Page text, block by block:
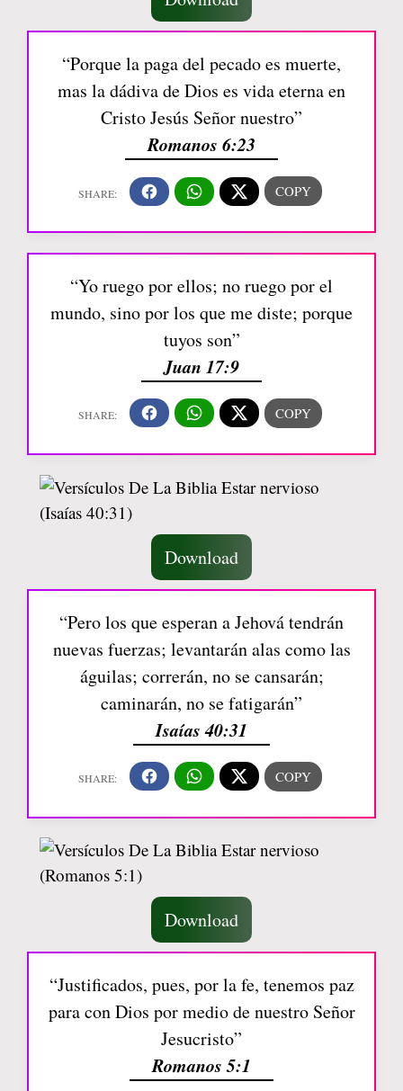
“Porque la paga del pecado es muerte,
mas la dádiva de Dios es vida eterna en
Cristo Jesús Señor nuestro”
Romanos 6:23
“Yo ruego por ellos; no ruego por el
mundo, sino por los que me diste; porque
tuyos son”
Juan 17:9
Download
“Pero los que esperan a Jehová tendrán
nuevas fuerzas; levantarán alas como las
águilas; correrán, no se cansarán;
caminarán, no se fatigarán”
Isaías 40:31
Download
“Justificados, pues, por la fe, tenemos paz
para con Dios por medio de nuestro Señor
Jesucristo”
Romanos 5:1